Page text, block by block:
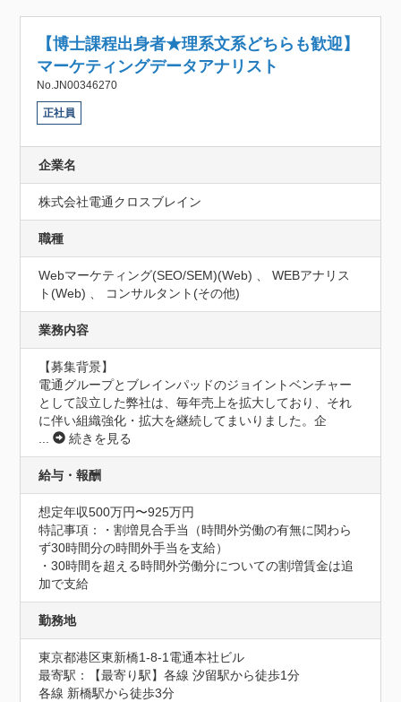
【博士課程出身者★理系文系どちらも歓迎】
マーケティングデータアナリスト
No.JN00346270
正社員
企業名
株式会社電通クロスブレイン
職種
Webマーケティング(SEO/SEM)(Web) 、 WEBアナリス
ト(Web) 、 コンサルタント(その他)
業務内容
【募集背景】
電通グループとブレインパッドのジョイントベンチャー
として設立した弊社は、毎年売上を拡大しており、それ
に伴い組織強化・拡大を継続してまいりました。企
...
続きを見る
給与・報酬
想定年収500万円〜925万円
特記事項：・割増見合手当（時間外労働の有無に関わら
ず30時間分の時間外手当を支給）
・30時間を超える時間外労働分についての割増賃金は追
加で支給
勤務地
東京都港区東新橋1-8-1電通本社ビル
最寄駅：【最寄り駅】各線 汐留駅から徒歩1分
各線 新橋駅から徒歩3分